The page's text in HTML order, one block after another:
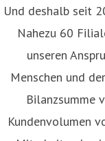
Und deshalb seit
Nahezu 60
unseren
Menschen und
Bilanzsumme
Kundenvolumen